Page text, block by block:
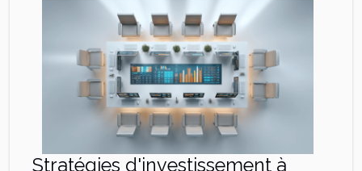
Stratégies d'investissement à